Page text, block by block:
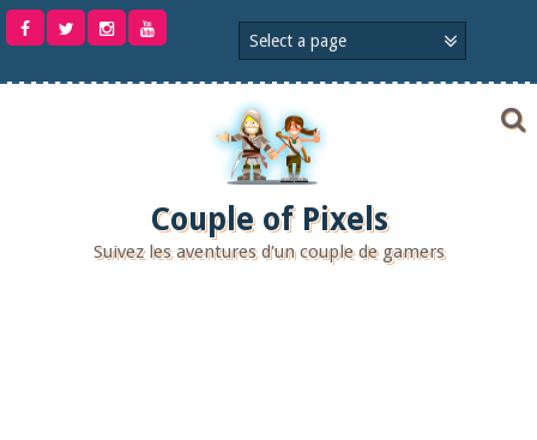
Aller
Couple of Pixels
Suivez les aventures d'un couple de gamers